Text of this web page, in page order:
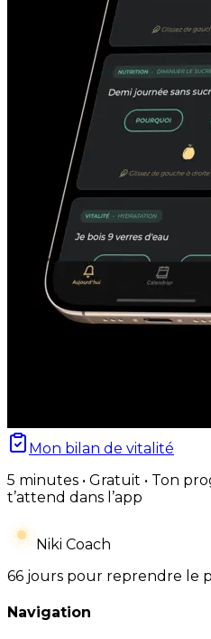
Mon bilan de vitalité
5 minutes • Gratuit • Ton
t’attend dans l’app
Niki Coach
66 jours pour reprendre le
Navigation